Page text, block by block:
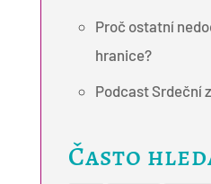
Proč ostatní
hranice?
Podcast Srdeční
Často